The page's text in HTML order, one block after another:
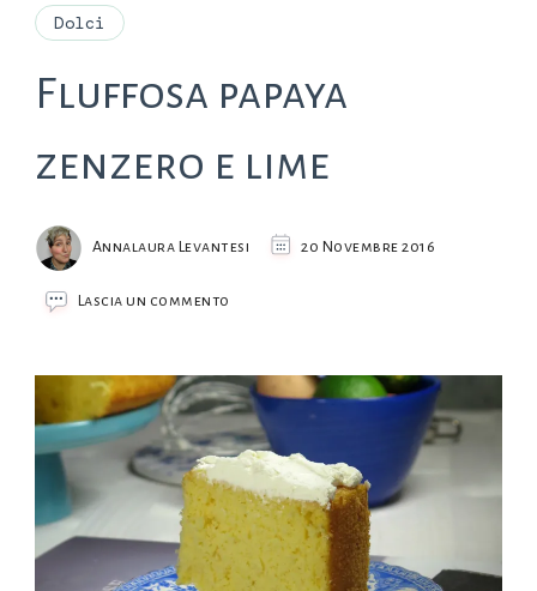
Dolci
Fluffosa papaya
zenzero e lime
Annalaura Levantesi 20 Novembre 2016
Lascia un commento
zenzero
e
lime